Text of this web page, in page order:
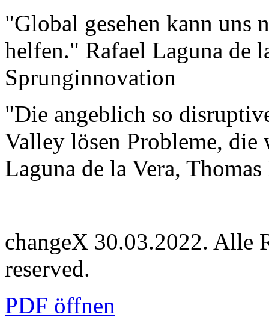
"Global gesehen kann uns
helfen." Rafael Laguna de
Sprunginnovation
"Die angeblich so
Valley lösen Probleme,
Laguna de la Vera,
changeX 30.03.2022. Alle
reserved.
PDF öffnen